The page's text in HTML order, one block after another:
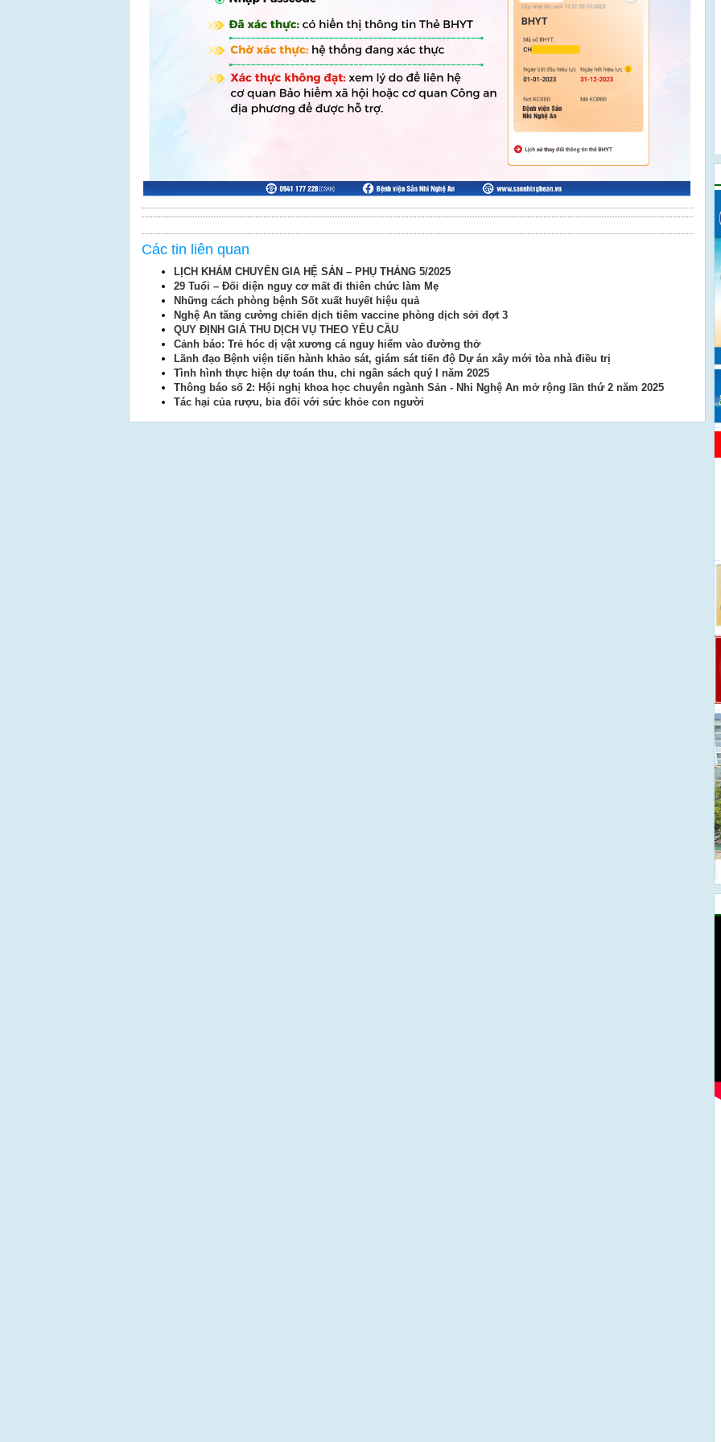
Các tin liên quan
LỊCH KHÁM CHUYÊN GIA HỆ SẢN – PHỤ THÁNG 5/2025
29 Tuổi – Đối diện nguy cơ mất đi thiên chức làm Mẹ
Những cách phòng bệnh Sốt xuất huyết hiệu quả
Nghệ An tăng cường chiến dịch tiêm vaccine phòng dịch sởi đợt 3
QUY ĐỊNH GIÁ THU DỊCH VỤ THEO YÊU CẦU
Cảnh báo: Trẻ hóc dị vật xương cá nguy hiểm vào đường thở
Lãnh đạo Bệnh viện tiến hành khảo sát, giám sát tiến độ Dự án xây mới tòa nhà điều trị
Tình hình thực hiện dự toán thu, chi ngân sách quý I năm 2025
Thông báo số 2: Hội nghị khoa học chuyên ngành Sản - Nhi Nghệ An mở rộng lần thứ 2 năm 2025
Tác hại của rượu, bia đối với sức khỏe con người